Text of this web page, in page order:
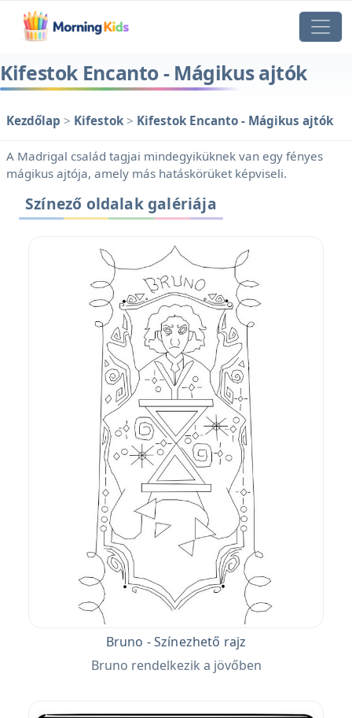
Kifestok Encanto - Mágikus ajtók
Kezdőlap > Kifestok > Kifestok Encanto - Mágikus ajtók
A Madrigal család tagjai mindegyiküknek van egy fényes
mágikus ajtója, amely más hatáskörüket képviseli.
Színező oldalak galériája
Bruno - Színezhető rajz
Bruno rendelkezik a jövőben